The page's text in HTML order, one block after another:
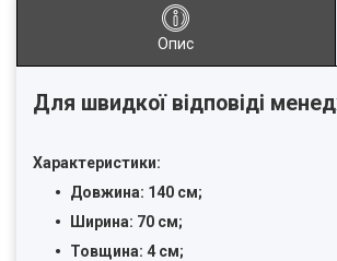
Опис
Для швидкої відповіді
Характеристики:
Довжина: 140 см;
Ширина: 70 см;
Товщина: 4 см;